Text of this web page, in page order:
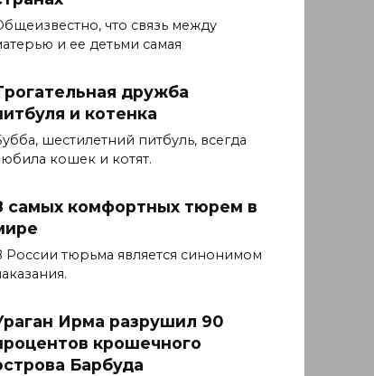
что связь между
и ее детьми самая
дружба
и котенка
шестилетний питбуль, всегда
кошек и котят.
самых комфортных тюрем в
России тюрьма является синонимом
Ирма разрушил 90
крошечного
Барбуда